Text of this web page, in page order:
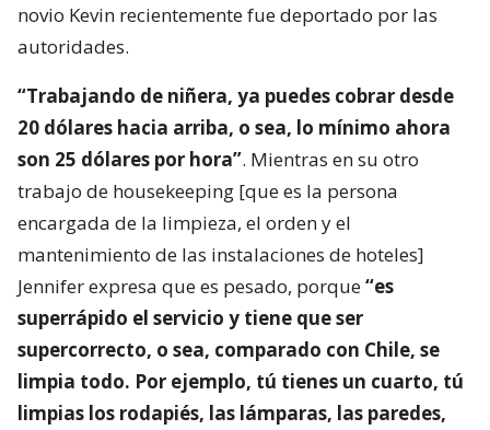
novio Kevin recientemente fue deportado por las
autoridades.
“Trabajando de niñera, ya puedes cobrar desde
20 dólares hacia arriba, o sea, lo mínimo ahora
son 25 dólares por hora”. Mientras en su otro
trabajo de housekeeping [que es la persona
encargada de la limpieza, el orden y el
mantenimiento de las instalaciones de hoteles]
Jennifer expresa que es pesado, porque“es
superrápido el servicio y tiene que ser
supercorrecto, o sea, comparado con Chile, se
limpia todo. Por ejemplo, tú tienes un cuarto, tú
limpias los rodapiés, las lámparas, las paredes,